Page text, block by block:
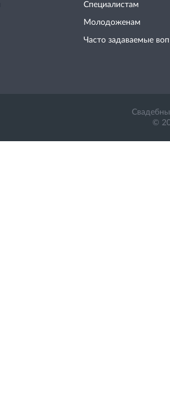
Специалистам
Молодоженам
Часто задаваемые
©